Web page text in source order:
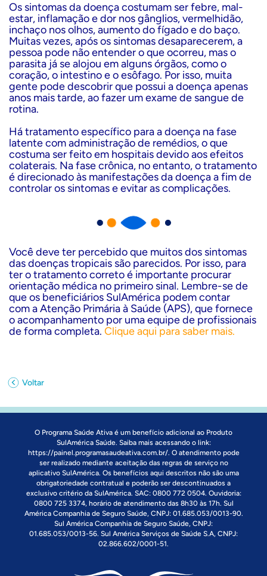
Os sintomas da doença costumam ser febre, mal-
estar, inflamação e dor nos gânglios, vermelhidão,
inchaço nos olhos, aumento do fígado e do baço.
Muitas vezes, após os sintomas desaparecerem, a
pessoa pode não entender o que ocorreu, mas o
parasita já se alojou em alguns órgãos, como o
coração, o intestino e o esôfago. Por isso, muita
gente pode descobrir que possui a doença apenas
anos mais tarde, ao fazer um exame de sangue de
rotina.
Há tratamento específico para a doença na fase
latente com administração de remédios, o que
costuma ser feito em hospitais devido aos efeitos
colaterais. Na fase crônica, no entanto, o tratamento
é direcionado às manifestações da doença a fim de
controlar os sintomas e evitar as complicações.
Você deve ter percebido que muitos dos sintomas
das doenças tropicais são parecidos. Por isso, para
ter o tratamento correto é importante procurar
orientação médica no primeiro sinal. Lembre-se de
que os beneficiários SulAmérica podem contar
com a Atenção Primária à Saúde (APS), que fornece
o acompanhamento por uma equipe de profissionais
de forma completa. Clique aqui para saber mais.
Voltar
O Programa Saúde Ativa é um benefício adicional ao Produto
SulAmérica Saúde. Saiba mais acessando o link:
https://painel.programasaudeativa.com.br/. O atendimento pode
ser realizado mediante aceitação das regras de serviço no
aplicativo SulAmérica. Os benefícios aqui descritos não são uma
obrigatoriedade contratual e poderão ser descontinuados a
exclusivo critério da SulAmérica. SAC: 0800 772 0504. Ouvidoria:
0800 725 3374, horário de atendimento das 8h30 às 17h. Sul
América Companhia de Seguro Saúde, CNPJ: 01.685.053/0013-90.
Sul América Companhia de Seguro Saúde, CNPJ:
01.685.053/0013-56. Sul América Serviços de Saúde S.A, CNPJ:
02.866.602/0001-51.